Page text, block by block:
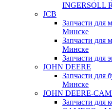
INGERSOLL
JCB
Запчасти для
Минске
Запчасти для
Минске
Запчасти для
JOHN DEERE
Запчасти для
Минске
JOHN DEERE-
Запчасти для